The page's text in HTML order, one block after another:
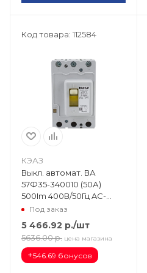
Код товара: 112584
КЭАЗ
Выкл. автомат. ВА
57Ф35-340010 (50А)
500Im 400В/50Гц AC-
УХЛ3 109332
Под заказ
5 466.92 р./шт
5636.00 р. цена магазина
+546.69 бонусов